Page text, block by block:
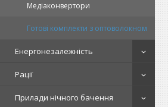
Медіаконвертори
Готові комплекти з оптоволокном
Енергонезалежність
Рації
Прилади нічного бачення